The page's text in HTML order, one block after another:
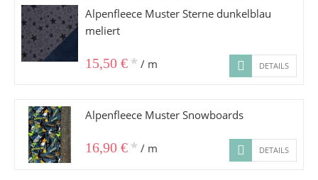
Alpenfleece Muster Sterne dunkelblau
meliert
15,50 € * / m DETAILS
Alpenfleece Muster Snowboards
16,90 € * / m DETAILS